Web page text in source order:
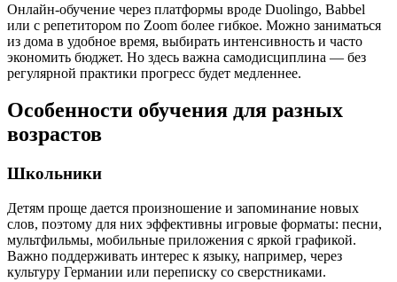
Онлайн-обучение через платформы вроде Duolingo, Babbel
или с репетитором по Zoom более гибкое. Можно заниматься
из дома в удобное время, выбирать интенсивность и часто
экономить бюджет. Но здесь важна самодисциплина — без
регулярной практики прогресс будет медленнее.
Особенности обучения для разных
возрастов
Школьники
Детям проще дается произношение и запоминание новых
слов, поэтому для них эффективны игровые форматы: песни,
мультфильмы, мобильные приложения с яркой графикой.
Важно поддерживать интерес к языку, например, через
культуру Германии или переписку со сверстниками.